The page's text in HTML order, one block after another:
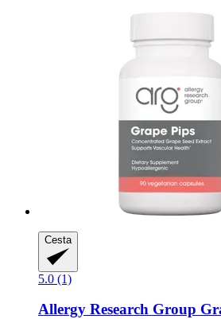
Cesta
5.0 (1)
Allergy Research Group